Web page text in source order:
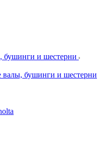
бушинги и шестерни
валы, бушинги и шестерни